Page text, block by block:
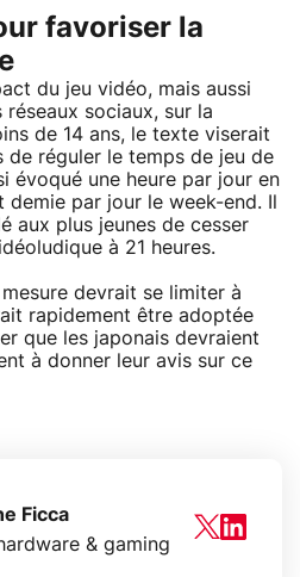
favoriser la
du jeu vidéo, mais aussi
sociaux, sur la
de 14 ans, le texte viserait
de réguler le temps de jeu de
évoqué une heure par jour en
demie par jour le week-end. Il
aux plus jeunes de cesser
à 21 heures.
devrait se limiter à
rapidement être adoptée
que les japonais devraient
à donner leur avis sur ce
Ficca
& gaming